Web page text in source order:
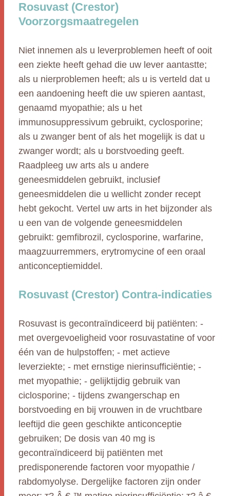
Rosuvast (Crestor)
Voorzorgsmaatregelen
Niet innemen als u leverproblemen heeft of ooit
een ziekte heeft gehad die uw lever aantastte;
als u nierproblemen heeft; als u is verteld dat u
een aandoening heeft die uw spieren aantast,
genaamd myopathie; als u het
immunosuppressivum gebruikt, cyclosporine;
als u zwanger bent of als het mogelijk is dat u
zwanger wordt; als u borstvoeding geeft.
Raadpleeg uw arts als u andere
geneesmiddelen gebruikt, inclusief
geneesmiddelen die u wellicht zonder recept
hebt gekocht. Vertel uw arts in het bijzonder als
u een van de volgende geneesmiddelen
gebruikt: gemfibrozil, cyclosporine, warfarine,
maagzuurremmers, erytromycine of een oraal
anticonceptiemiddel.
Rosuvast (Crestor) Contra-indicaties
Rosuvast is gecontraïndiceerd bij patiënten: -
met overgevoeligheid voor rosuvastatine of voor
één van de hulpstoffen; - met actieve
leverziekte; - met ernstige nierinsufficiëntie; -
met myopathie; - gelijktijdig gebruik van
ciclosporine; - tijdens zwangerschap en
borstvoeding en bij vrouwen in de vruchtbare
leeftijd die geen geschikte anticonceptie
gebruiken; De dosis van 40 mg is
gecontraïndiceerd bij patiënten met
predisponerende factoren voor myopathie /
rabdomyolyse. Dergelijke factoren zijn onder